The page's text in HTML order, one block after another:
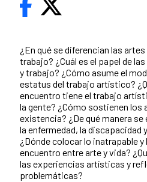
¿En qué se diferencian las
trabajo? ¿Cuál es el papel de
y trabajo? ¿Cómo asume el
estatus del trabajo artístico?
encuentro tiene el trabajo
la gente? ¿Cómo sostienen los
existencia? ¿De qué manera
la enfermedad, la discapacidad
¿Dónde colocar lo inatrapable
encuentro entre arte y vida?
las experiencias artísticas y
problemáticas?